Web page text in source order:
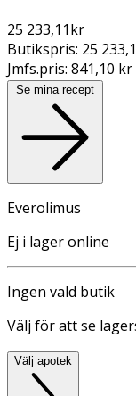
25 233,11kr
Butikspris: 25
Jmfs.pris: 841,10
Se mina recept
Everolimus
Ej i lager online
Ingen vald butik
Välj för att se
Välj apotek